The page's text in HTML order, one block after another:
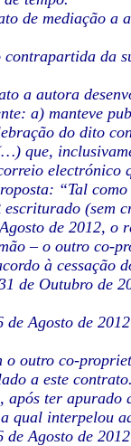
de mediação a
da
a autora
a) manteve
do dito
que,
“Tal
(sem
de 2012, o
– o outro co-
à cessação
de Outubro de
Agosto de
o outro co-
a este contrato.
após ter
qual interpelou
Agosto de